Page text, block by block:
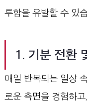
루함을 유발할 수 있
1. 기분 전환
매일 반복되는 일상
로운 측면을 경험하